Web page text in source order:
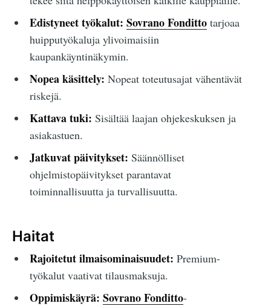
Edistyneet työkalut: Sovrano Fondittotarjoaa
huipputyökaluja ylivoimaisiin
kaupankäyntinäkymin.
Nopea käsittely: Nopeat toteutusajat vähentävät
riskejä.
Kattava tuki: Sisältää laajan ohjekeskuksen ja
asiakastuen.
Jatkuvat päivitykset: Säännölliset
ohjelmistopäivitykset parantavat
toiminnallisuutta ja turvallisuutta.
Haitat
Rajoitetut ilmaisominaisuudet: Premium-
työkalut vaativat tilausmaksuja.
Oppimiskäyrä: Sovrano Fonditto-